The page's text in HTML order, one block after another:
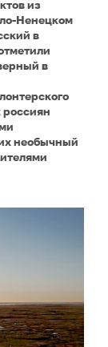
из
Ненецком
в
в
необычный